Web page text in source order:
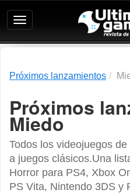
Ultimagame:
Revista
de
Próximos lanzamientos
Próximos
Miedo
Todos los videojuegos
a juegos clásicos.Una
Horror para PS4, Xbox
PS Vita, Nintendo 3DS y